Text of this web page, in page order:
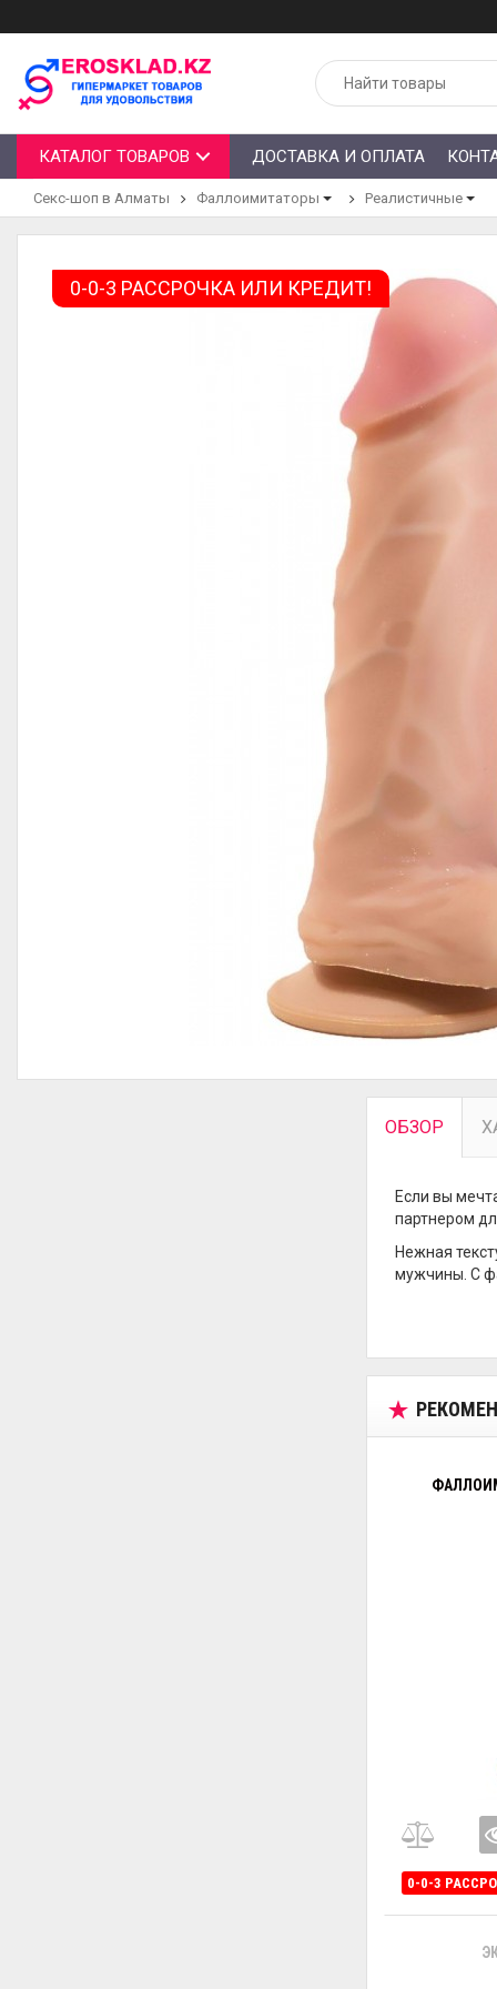
КАТАЛОГ ТОВАРОВ ДОСТАВКА И ОПЛАТА
Секс-шоп в Алматы Фаллоимитаторы Реалистичные
0-0-3 РАССРОЧКА ИЛИ КРЕДИТ!
ОБЗОР
Если вы
партнером
Нежная
мужчины. С
0-0-3